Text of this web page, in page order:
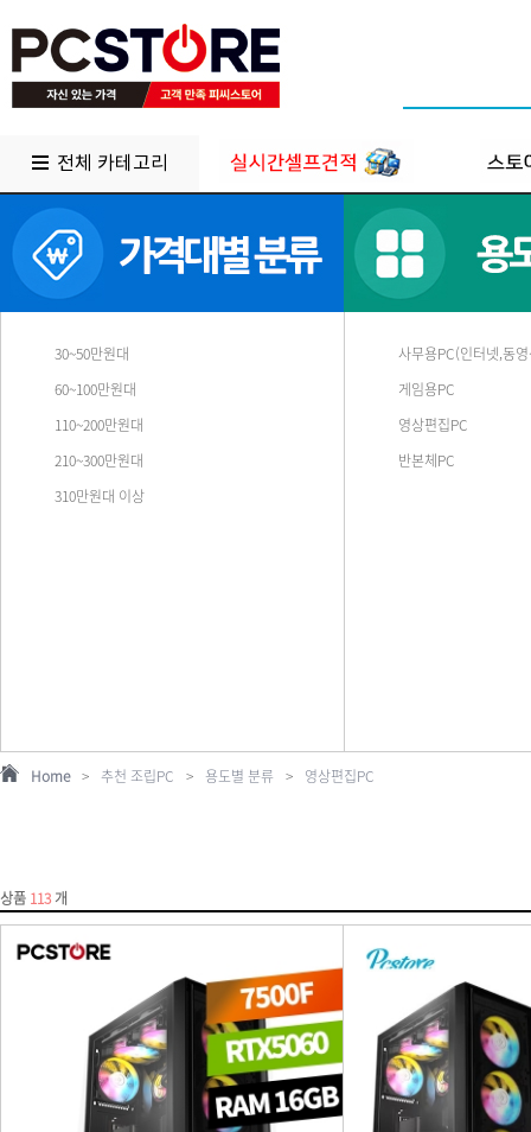
전체 카테고리
30~50만원대
60~100만원대
110~200만원대
210~300만원대
310만원대 이상
사무용PC(인터넷,동
게임용PC
영상편집PC
반본체PC
Home > 추천 조립PC > 용도별 분류 > 영상편집PC